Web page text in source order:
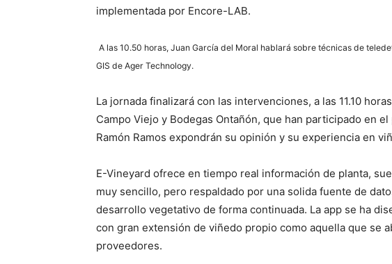
implementada por Encore-LAB.
A las 10.50 horas, Juan García del Moral hablará sobre técnicas de
GIS de Ager Technology.
La jornada finalizará con las intervenciones, a las 11.10
Campo Viejo y Bodegas Ontañón, que han participado en
Ramón Ramos expondrán su opinión y su experiencia en
E-Vineyard ofrece en tiempo real información de planta,
muy sencillo, pero respaldado por una solida fuente de
desarrollo vegetativo de forma continuada. La app se ha
con gran extensión de viñedo propio como aquella que se
proveedores.